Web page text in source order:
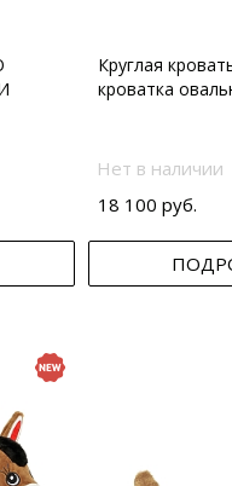
Круглая
кроватка
Нет в наличии
18 100 руб.